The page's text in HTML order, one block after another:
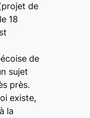
de
18
de
sujet
près.
existe,
la